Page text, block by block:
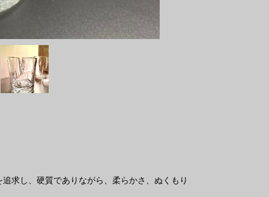
求し、硬質でありながら、柔らかさ、ぬくもり